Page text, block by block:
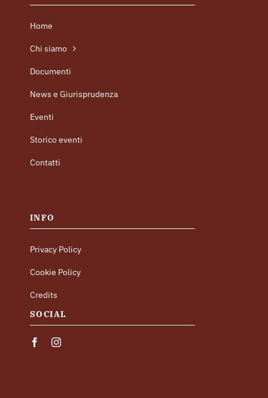
Home
Chi siamo
Documenti
News e Giurisprudenza
Eventi
Storico eventi
Contatti
INFO
Privacy Policy
Cookie Policy
Credits
SOCIAL